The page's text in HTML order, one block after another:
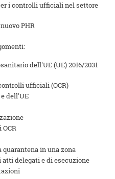
i controlli ufficiali nel settore
PHR
dell'UE (UE) 2016/2031
ufficiali (OCR)
dell'UE
in una zona
atti delegati e di esecuzione